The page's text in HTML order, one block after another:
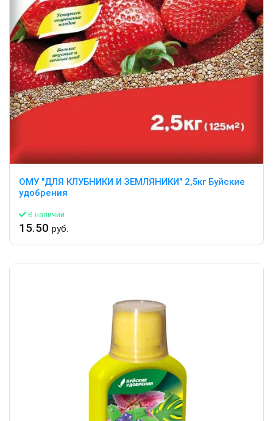
ОМУ "ДЛЯ КЛУБНИКИ И ЗЕМЛЯНИКИ" 2,5кг Буйские
удобрения
В наличии
15.50 руб.